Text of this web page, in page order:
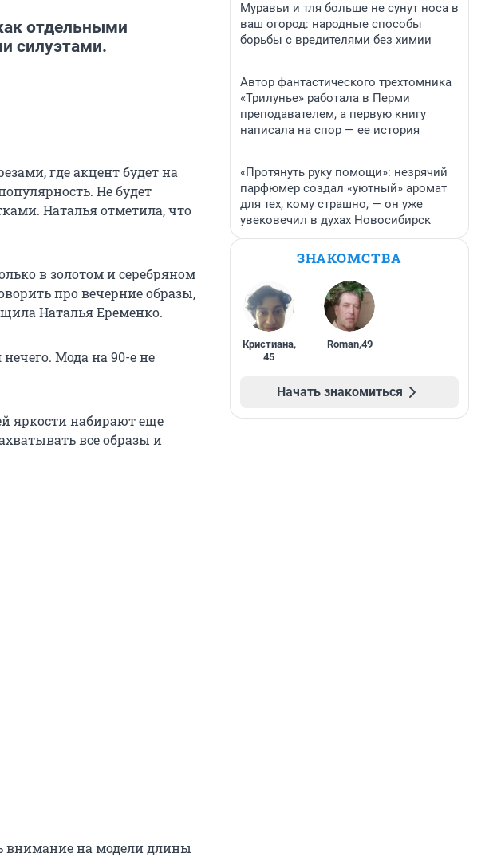
отдельными
силуэтами.
где акцент будет на
Не будет
Наталья отметила, что
в золотом и серебряном
про вечерние образы,
Наталья Еременко.
Мода на 90-е не
яркости набирают еще
все образы и
внимание на модели длины
Муравьи и тля больше не сунут носа в
ваш огород: народные способы
борьбы с вредителями без химии
Автор фантастического трехтомника
«Трилунье» работала в Перми
преподавателем, а первую книгу
написала на спор — ее история
«Протянуть руку помощи»: незрячий
парфюмер создал «уютный» аромат
для тех, кому страшно, — он уже
увековечил в духах Новосибирск
ЗНАКОМСТВА
Кристиана,
45
Roman,49
Начать знакомиться